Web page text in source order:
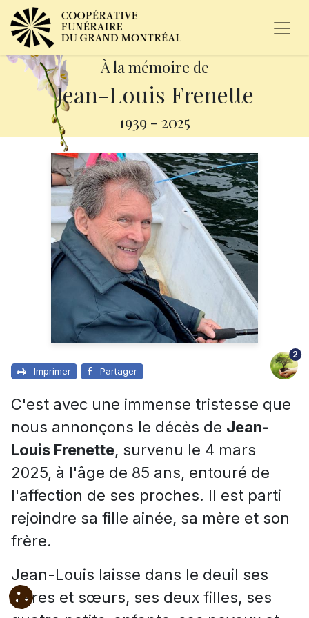
À la mémoire de
Jean-Louis Frenette
1939 - 2025
Imprimer Partager
2
C'est avec une immense tristesse que
nous annonçons le décès de Jean-
Louis Frenette, survenu le 4 mars
2025, à l'âge de 85 ans, entouré de
l'affection de ses proches. Il est parti
rejoindre sa fille ainée, sa mère et son
frère.
Jean-Louis laisse dans le deuil ses
frères et sœurs, ses deux filles, ses